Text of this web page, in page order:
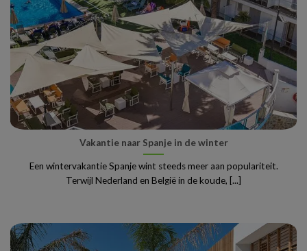
Vakantie naar Spanje in de winter
Een wintervakantie Spanje wint steeds meer aan populariteit.
Terwijl Nederland en België in de koude, [...]